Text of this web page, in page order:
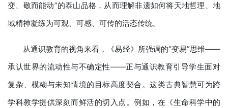
变、敬而能动”的泰山品格，从而理解非遗如何将天地哲理、地
域精神凝练为可观、可感、可传的活态传统。
从通识教育的视角来看，《易经》所强调的“变易”思维——
承认世界的流动性与不确定性——正与通识教育引导学生面对
复杂、模糊与未知情境的目标高度契合。这类古典智慧可为跨
学科教学提供深刻而鲜活的切入点。例如，在《生命科学中的